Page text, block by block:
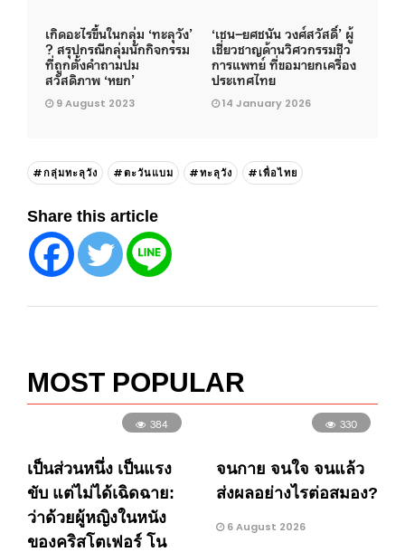
เกิดอะไรขึ้นในกลุ่ม ‘ทะลุวัง’
? สรุปกรณีกลุ่มนักกิจกรรม
ที่ถูกตั้งคำถามปม
สวัสดิภาพ ‘หยก’
9 August 2023
‘เชน–ยศชนัน วงศ์สวัสดิ์’ ผู้
เชี่ยวชาญด้านวิศวกรรมชีว
การแพทย์ ที่ขอมายกเครื่อง
ประเทศไทย
14 January 2026
#กลุ่มทะลุวัง #ตะวันแบม #ทะลุวัง #เพื่อไทย
Share this article
MOST POPULAR
384
เป็นส่วนหนึ่ง เป็นแรง
ขับ แต่ไม่ได้เฉิดฉาย:
ว่าด้วยผู้หญิงในหนัง
ของคริสโตเฟอร์ โน
330
จนกาย จนใจ จนแล้ว
ส่งผลอย่างไรต่อสมอง?
6 August 2026